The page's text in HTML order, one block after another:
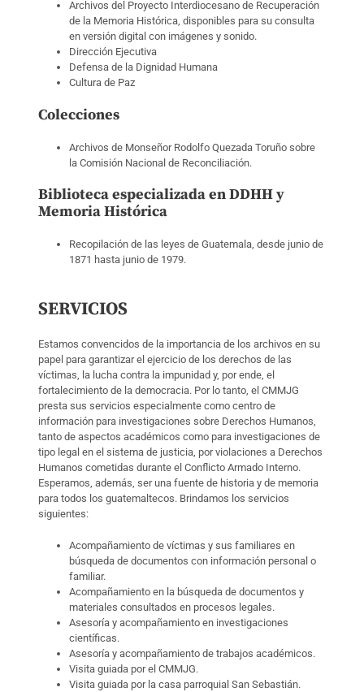
Archivos del Proyecto Interdiocesano de Recuperación
de la Memoria Histórica, disponibles para su consulta
en versión digital con imágenes y sonido.
Dirección Ejecutiva
Defensa de la Dignidad Humana
Cultura de Paz
Colecciones
Archivos de Monseñor Rodolfo Quezada Toruño sobre
la Comisión Nacional de Reconciliación.
Biblioteca especializada en DDHH y
Memoria Histórica
Recopilación de las leyes de Guatemala, desde junio de
1871 hasta junio de 1979.
SERVICIOS
Estamos convencidos de la importancia de los archivos en su
papel para garantizar el ejercicio de los derechos de las
víctimas, la lucha contra la impunidad y, por ende, el
fortalecimiento de la democracia. Por lo tanto, el CMMJG
presta sus servicios especialmente como centro de
información para investigaciones sobre Derechos Humanos,
tanto de aspectos académicos como para investigaciones de
tipo legal en el sistema de justicia, por violaciones a Derechos
Humanos cometidas durante el Conflicto Armado Interno.
Esperamos, además, ser una fuente de historia y de memoria
para todos los guatemaltecos. Brindamos los servicios
siguientes:
Acompañamiento de víctimas y sus familiares en
búsqueda de documentos con información personal o
familiar.
Acompañamiento en la búsqueda de documentos y
materiales consultados en procesos legales.
Asesoría y acompañamiento en investigaciones
científicas.
Asesoría y acompañamiento de trabajos académicos.
Visita guiada por el CMMJG.
Visita guiada por la casa parroquial San Sebastián.